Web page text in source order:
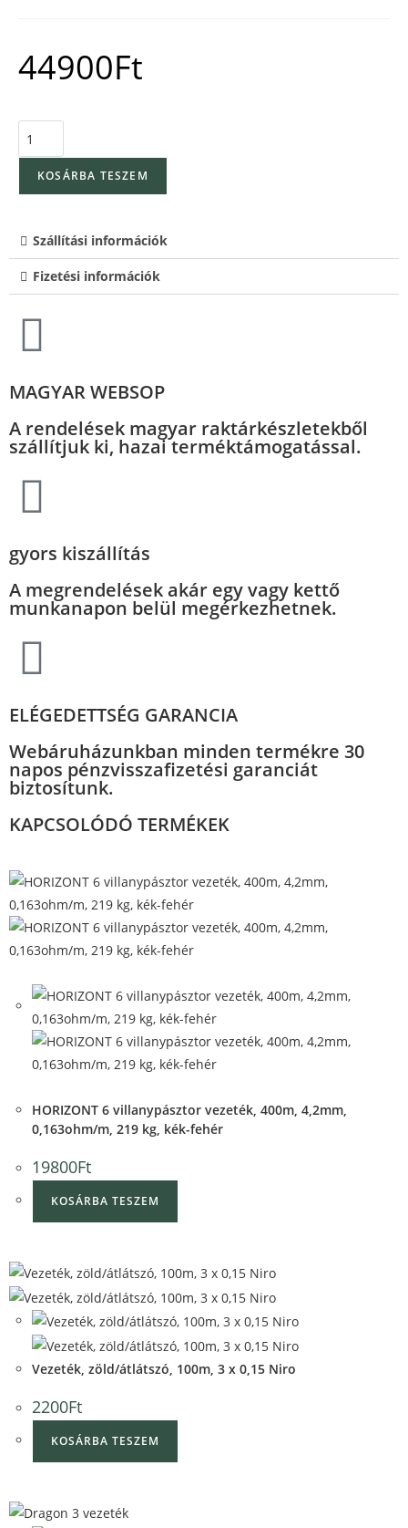
44900Ft
KOSÁRBA TESZEM
Szállítási információk
Fizetési információk
MAGYAR WEBSOP
A rendelések magyar raktárkészletekből
szállítjuk ki, hazai terméktámogatással.
gyors kiszállítás
A megrendelések akár egy vagy kettő
munkanapon belül megérkezhetnek.
ELÉGEDETTSÉG GARANCIA
Webáruházunkban minden termékre 30
napos pénzvisszafizetési garanciát
biztosítunk.
KAPCSOLÓDÓ TERMÉKEK
HORIZONT 6 villanypásztor vezeték, 400m, 4,2mm,
0,163ohm/m, 219 kg, kék-fehér
19800Ft
KOSÁRBA TESZEM
Vezeték, zöld/átlátszó, 100m, 3 x 0,15 Niro
2200Ft
KOSÁRBA TESZEM